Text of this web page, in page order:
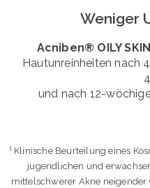
Weniger
Acniben® OILY
Hautunreinheiten nach
und nach 12-
¹ Klinische Beurteilung eines
jugendlichen und
mittelschwerer Akne neigender